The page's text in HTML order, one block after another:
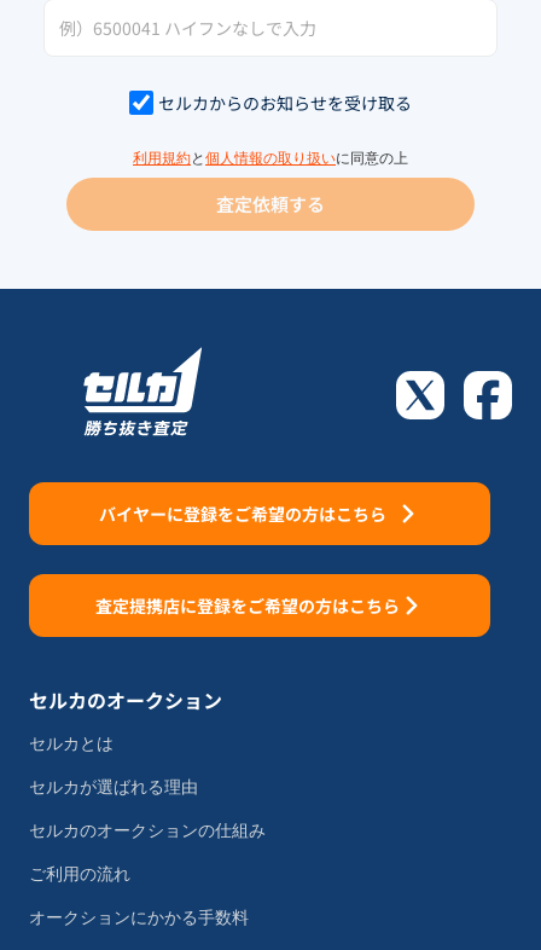
セルカからのお知らせを受け取る
利用規約と 個人情報の取り扱いに同意の上
査定依頼する
バイヤーに登録をご希望の方はこちら
査定提携店に登録をご希望の方はこちら
セルカのオークション
セルカとは
セルカが選ばれる理由
セルカのオークションの仕組み
ご利用の流れ
オークションにかかる手数料